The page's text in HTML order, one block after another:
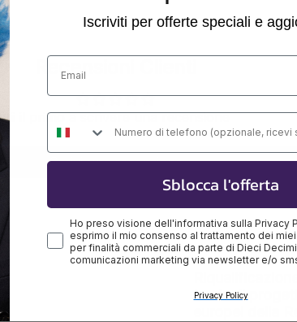
Recensioni Clienti
Sii il primo a scrivere una recensione
Scrivi una recensione
Imola. Il
europei della
Iscriviti per offerte speciali e
Numero di telefono
Sblocca l'offerta
Ho preso visione dell'informativa sulla Privacy
esprimo il mio consenso al trattamento dei
per finalità commerciali da parte di Dieci
comunicazioni marketing via newsletter e/o
Privacy Policy